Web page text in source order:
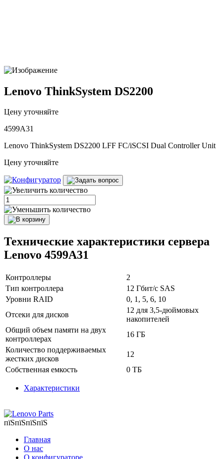
Lenovo ThinkSystem DS2200
Цену уточняйте
4599A31
Lenovo ThinkSystem DS2200 LFF FC/iSCSI Dual Controller Unit
Цену уточняйте
Технические характеристики сервера
Lenovo 4599A31
Контроллеры
2
Тип контроллера
12 Гбит/с SAS
Уровни RAID
0, 1, 5, 6, 10
Отсеки для дисков
12 для 3,5-дюймовых
накопителей
Общий объем памяти на двух
контроллерах
16 ГБ
Количество поддерживаемых
жестких дисков
12
Собственная емкость
0 ТБ
Характеристики
пїЅпїЅпїЅпїЅ
Главная
О нас